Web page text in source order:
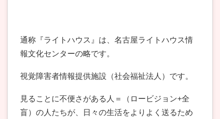
通称『ライトハウス』は、名古屋ライトハウス情
報文化センターの略です。
視覚障害者情報提供施設（社会福祉法人）です。
見ることに不便さがある人＝（ロービジョン+全
盲）の人たちが、日々の生活をよりよく送るため